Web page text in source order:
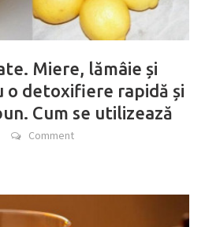
Miere, lămâie și
detoxifiere rapidă și
Cum se utilizează
Comment